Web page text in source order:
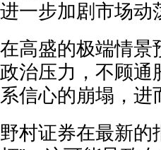
进一步加剧市场动
在高盛的极端情景
政治压力，不顾通
系信心的崩塌，进
野村证券在最新的